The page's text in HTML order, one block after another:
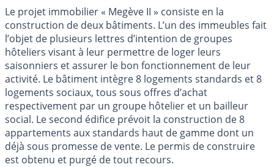
Le projet immobilier « Megève II » consiste en la
construction de deux bâtiments. L’un des immeubles fait
l’objet de plusieurs lettres d’intention de groupes
hôteliers visant à leur permettre de loger leurs
saisonniers et assurer le bon fonctionnement de leur
activité. Le bâtiment intègre 8 logements standards et 8
logements sociaux, tous sous offres d’achat
respectivement par un groupe hôtelier et un bailleur
social. Le second édifice prévoit la construction de 8
appartements aux standards haut de gamme dont un
déjà sous promesse de vente. Le permis de construire
est obtenu et purgé de tout recours.